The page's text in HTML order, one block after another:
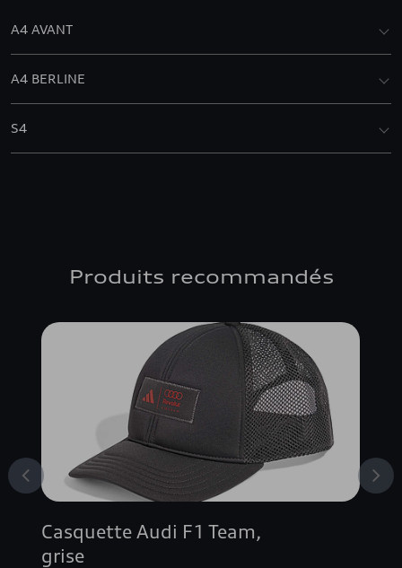
A4 AVANT
A4 BERLINE
S4
Produits recommandés
Casquette Audi F1 Team,
grise